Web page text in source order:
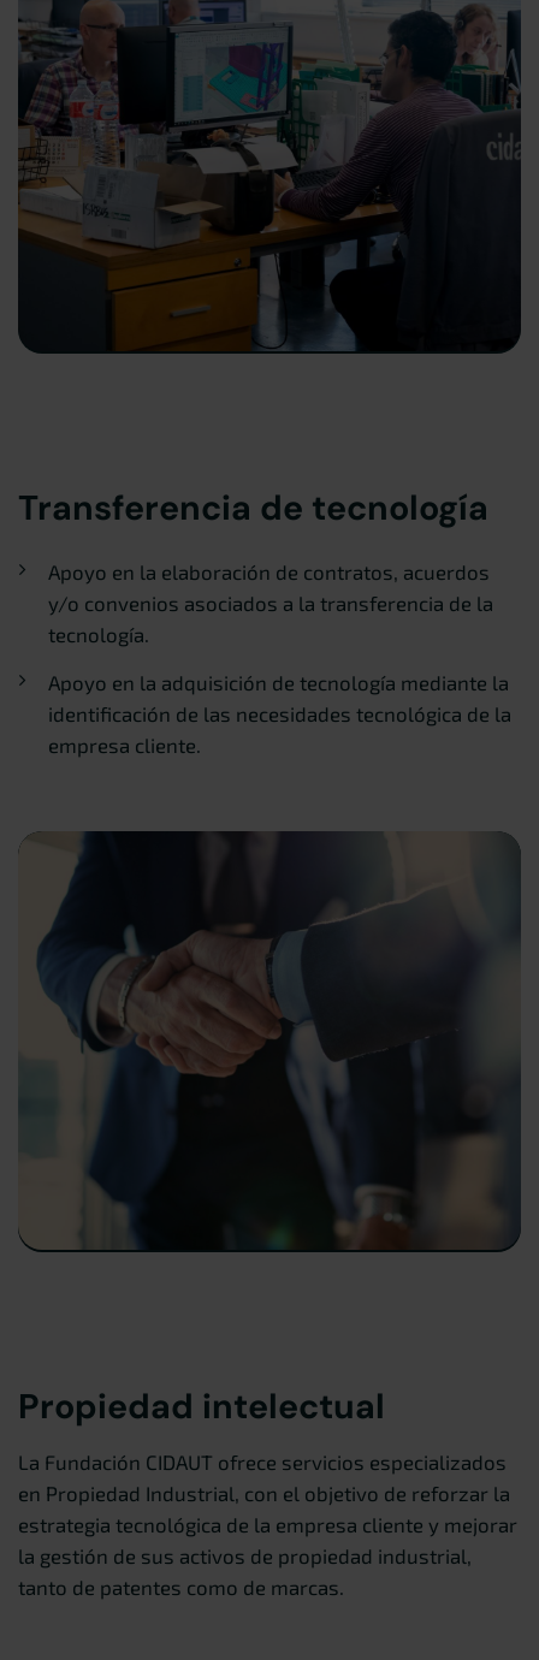
Transferencia de tecnología
Apoyo en la elaboración de contratos, acuerdos
y/o convenios asociados a la transferencia de la
tecnología.
Apoyo en la adquisición de tecnología mediante la
identificación de las necesidades tecnológica de la
empresa cliente.
Propiedad intelectual
La Fundación CIDAUT ofrece servicios especializados
en Propiedad Industrial, con el objetivo de reforzar la
estrategia tecnológica de la empresa cliente y mejorar
la gestión de sus activos de propiedad industrial,
tanto de patentes como de marcas.